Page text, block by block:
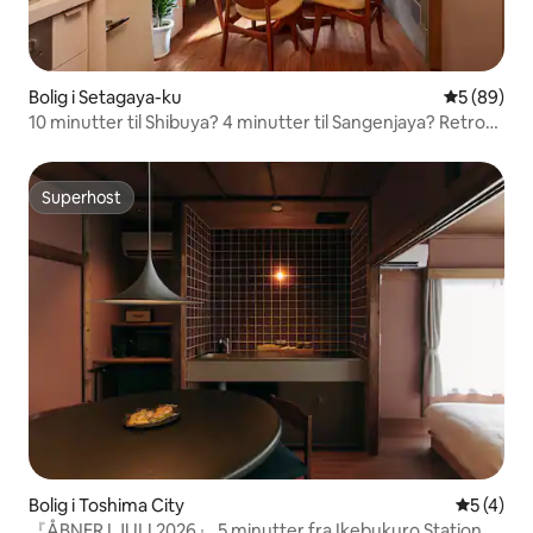
Bolig i Setagaya-ku 5 ud af 5 i
5 (89)
10 minutter til Shibuya? 4 minutter til Sangenjaya? Retro
Superhost
Superhost
Bolig i Toshima City 5 ud af 5
5 (4)